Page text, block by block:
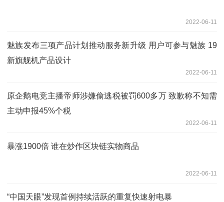
2022-06-11
魅族发布三项产品计划推动服务新升级 用户可参与魅族 19
新旗舰机产品设计
2022-06-11
原企鹅电竞主播帝师涉嫌偷逃税被罚600多万 致歉称不知需
主动申报45%个税
2022-06-11
暴涨1900倍 谁在炒作区块链实物商品
2022-06-11
“中国天眼”发现首例持续活跃的重复快速射电暴